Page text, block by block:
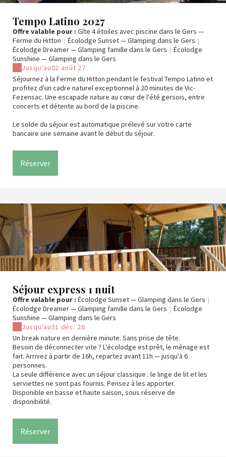
Tempo Latino 2027
Offre valable pour : Gîte 4 étoiles avec piscine dans le Gers —
Ferme du Hitton | Écolodge Sunset — Glamping dans le Gers |
Écolodge Dreamer — Glamping famille dans le Gers | Écolodge
Sunshine — Glamping dans le Gers
Jusqu'au02 août 27
Séjournez à la Ferme du Hitton pendant le festival Tempo Latino et
profitez d'un cadre naturel exceptionnel à 20 minutes de Vic-
Fezensac. Une escapade nature au cœur de l'été gersois, entre
concerts et détente au bord de la piscine.
Le solde du séjour est automatique prélevé sur votre carte
bancaire une semaine avant le début du séjour.
Réserver
Séjour express 1 nuit
Offre valable pour : Écolodge Sunset — Glamping dans le Gers |
Écolodge Dreamer — Glamping famille dans le Gers | Écolodge
Sunshine — Glamping dans le Gers
Jusqu'au31 déc. 26
Un break nature en dernière minute. Sans prise de tête.
Besoin de déconnecter vite ? L'écolodge est prêt, le ménage est
fait. Arrivez à partir de 16h, repartez avant 11h — jusqu'à 6
personnes.
La seule différence avec un séjour classique : le linge de lit et les
serviettes ne sont pas fournis. Pensez à les apporter.
Disponible en basse et haute saison, sous réserve de
disponibilité.
Réserver